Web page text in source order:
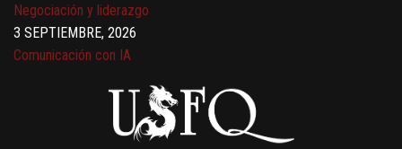
Negociación y liderazgo
3 SEPTIEMBRE, 2026
Comunicación con IA
Gobernanza de datos
13 AGOSTO, 2026
Finanzas para no financieros